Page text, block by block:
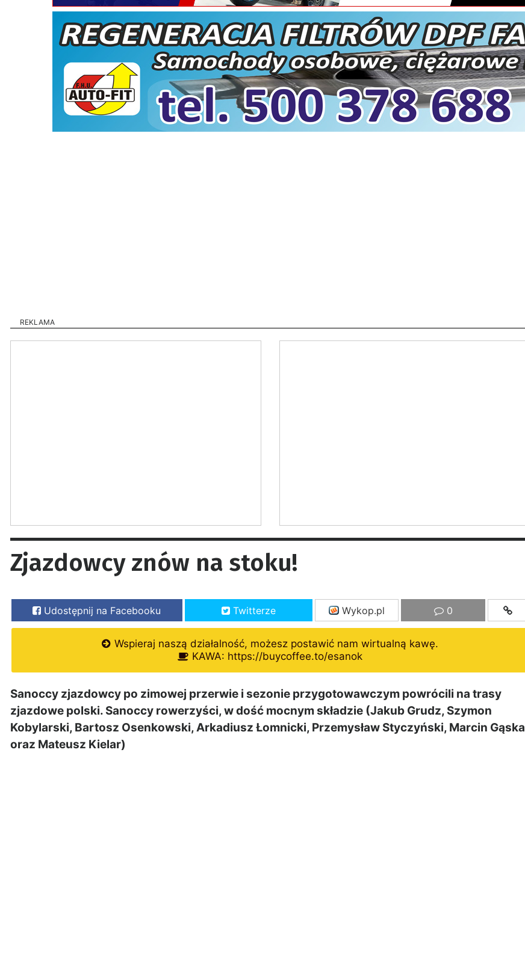
REKLAMA
Zjazdowcy znów na stoku!
Udostępnij na Facebooku Twitterze Wykop.pl 0
Wspieraj naszą działalność, możesz postawić nam wirtualną kawę.
KAWA: https://buycoffee.to/esanok
Sanoccy zjazdowcy po zimowej przerwie i sezonie przygotowawczym powrócili na trasy
zjazdowe polski. Sanoccy rowerzyści, w dość mocnym składzie (Jakub Grudz, Szymon
Kobylarski, Bartosz Osenkowski, Arkadiusz Łomnicki, Przemysław Styczyński, Marcin Gąska
oraz Mateusz Kielar)